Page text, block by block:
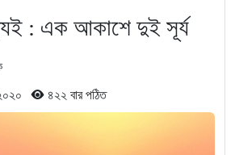
: এক আকাশে দুই সূর্য
২০২০ ৪২২ বার পঠিত